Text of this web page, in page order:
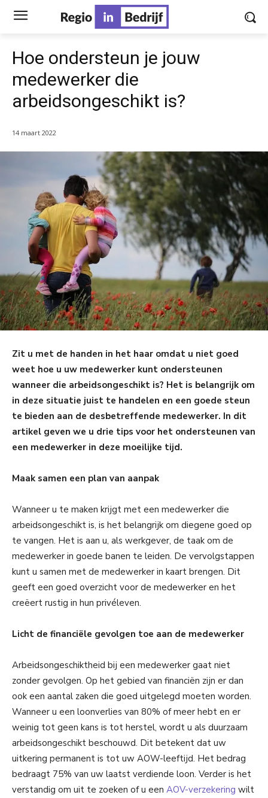
Hoe ondersteun je jouw
medewerker die
arbeidsongeschikt is?
14 maart 2022
Zit u met de handen in het haar omdat u niet goed
weet hoe u uw medewerker kunt ondersteunen
wanneer die arbeidsongeschikt is? Het is belangrijk om
in deze situatie juist te handelen en een goede steun
te bieden aan de desbetreffende medewerker. In dit
artikel geven we u drie tips voor het ondersteunen van
een medewerker in deze moeilijke tijd.
Maak samen een plan van aanpak
Wanneer u te maken krijgt met een medewerker die
arbeidsongeschikt is, is het belangrijk om diegene goed op
te vangen. Het is aan u, als werkgever, de taak om de
medewerker in goede banen te leiden. De vervolgstappen
kunt u samen met de medewerker in kaart brengen. Dit
geeft een goed overzicht voor de medewerker en het
creëert rustig in hun privéleven.
Licht de financiële gevolgen toe aan de medewerker
Arbeidsongeschiktheid bij een medewerker gaat niet
zonder gevolgen. Op het gebied van financiën zijn er dan
ook een aantal zaken die goed uitgelegd moeten worden.
Wanneer u een loonverlies van 80% of meer hebt en er
weinig tot geen kans is tot herstel, wordt u als duurzaam
arbeidsongeschikt beschouwd. Dit betekent dat uw
uitkering permanent is tot uw AOW-leeftijd. Het bedrag
bedraagt 75% van uw laatst verdiende loon. Verder is het
verstandig om uit te zoeken of u een AOV-verzekering wilt